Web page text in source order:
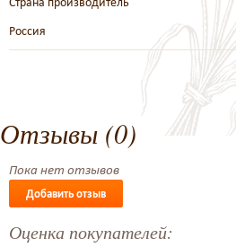
Россия
Отзывы (0)
Пока нет отзывов
Добавить отзыв
Оценка покупателей: